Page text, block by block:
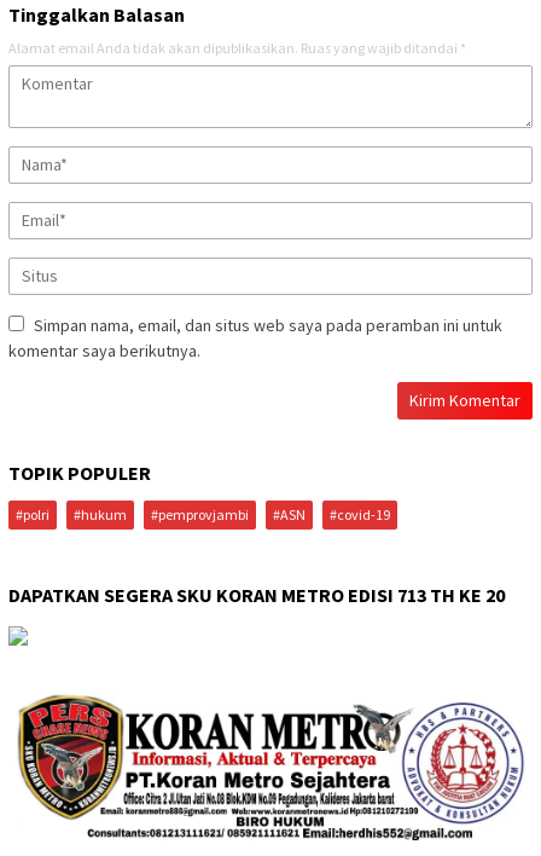
Tinggalkan Balasan
Alamat email Anda tidak akan dipublikasikan. Ruas yang wajib ditandai *
Simpan nama, email, dan situs web saya pada peramban ini untuk
komentar saya berikutnya.
TOPIK POPULER
#polri #hukum #pemprovjambi #ASN #covid-19
DAPATKAN SEGERA SKU KORAN METRO EDISI 713 TH KE 20